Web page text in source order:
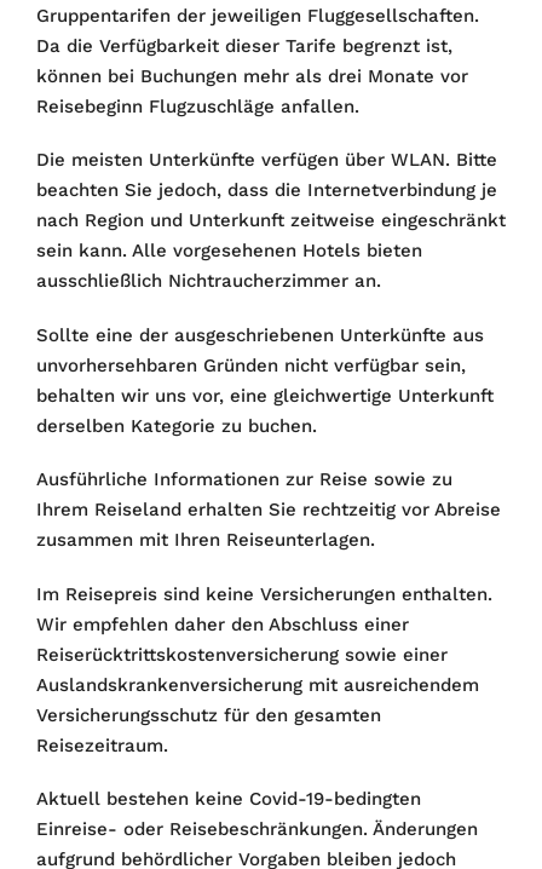
Gruppentarifen der jeweiligen Fluggesellschaften.
Da die Verfügbarkeit dieser Tarife begrenzt ist,
können bei Buchungen mehr als drei Monate vor
Reisebeginn Flugzuschläge anfallen.
Die meisten Unterkünfte verfügen über WLAN. Bitte
beachten Sie jedoch, dass die Internetverbindung je
nach Region und Unterkunft zeitweise eingeschränkt
sein kann. Alle vorgesehenen Hotels bieten
ausschließlich Nichtraucherzimmer an.
Sollte eine der ausgeschriebenen Unterkünfte aus
unvorhersehbaren Gründen nicht verfügbar sein,
behalten wir uns vor, eine gleichwertige Unterkunft
derselben Kategorie zu buchen.
Ausführliche Informationen zur Reise sowie zu
Ihrem Reiseland erhalten Sie rechtzeitig vor Abreise
zusammen mit Ihren Reiseunterlagen.
Im Reisepreis sind keine Versicherungen enthalten.
Wir empfehlen daher den Abschluss einer
Reiserücktrittskostenversicherung sowie einer
Auslandskrankenversicherung mit ausreichendem
Versicherungsschutz für den gesamten
Reisezeitraum.
Aktuell bestehen keine Covid-19-bedingten
Einreise- oder Reisebeschränkungen. Änderungen
aufgrund behördlicher Vorgaben bleiben jedoch